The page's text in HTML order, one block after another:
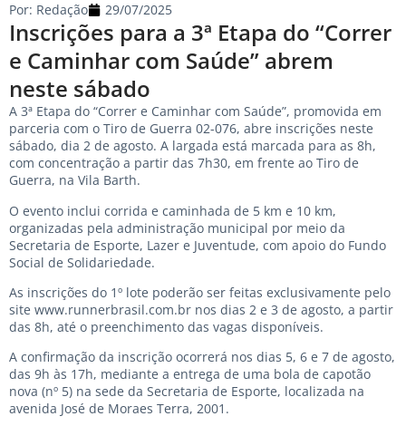
Inscrições para a 3ª Etapa do “Correr
e Caminhar com Saúde” abrem
neste sábado
Por: Redação 29/07/2025
A 3ª Etapa do “Correr e Caminhar com Saúde”, promovida em
parceria com o Tiro de Guerra 02-076, abre inscrições neste
sábado, dia 2 de agosto. A largada está marcada para as 8h,
com concentração a partir das 7h30, em frente ao Tiro de
Guerra, na Vila Barth.
O evento inclui corrida e caminhada de 5 km e 10 km,
organizadas pela administração municipal por meio da
Secretaria de Esporte, Lazer e Juventude, com apoio do Fundo
Social de Solidariedade.
As inscrições do 1º lote poderão ser feitas exclusivamente pelo
site www.runnerbrasil.com.br nos dias 2 e 3 de agosto, a partir
das 8h, até o preenchimento das vagas disponíveis.
A confirmação da inscrição ocorrerá nos dias 5, 6 e 7 de agosto,
das 9h às 17h, mediante a entrega de uma bola de capotão
nova (nº 5) na sede da Secretaria de Esporte, localizada na
avenida José de Moraes Terra, 2001.